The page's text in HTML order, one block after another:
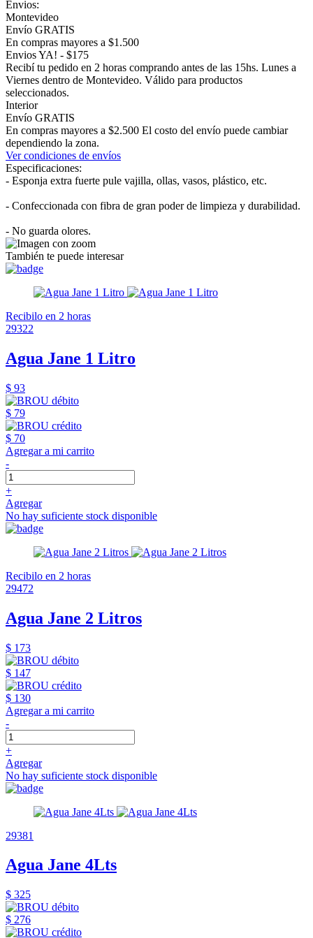
Envios:
Montevideo
Envío GRATIS
En compras mayores a $1.500
Envios YA! - $175
Recibí tu pedido en 2 horas comprando antes de las 15hs. Lunes a
Viernes dentro de Montevideo. Válido para productos
seleccionados.
Interior
Envío GRATIS
En compras mayores a $2.500 El costo del envío puede cambiar
dependiendo la zona.
Ver condiciones de envíos
Especificaciones:
- Esponja extra fuerte pule vajilla, ollas, vasos, plástico, etc.
- Confeccionada con fibra de gran poder de limpieza y durabilidad.
- No guarda olores.
También te puede interesar
Recibilo en 2 horas
29322
Agua Jane 1 Litro
$ 93
$ 79
$ 70
Agregar a mi carrito
-
+
Agregar
No hay suficiente stock disponible
Recibilo en 2 horas
29472
Agua Jane 2 Litros
$ 173
$ 147
$ 130
Agregar a mi carrito
-
+
Agregar
No hay suficiente stock disponible
29381
Agua Jane 4Lts
$ 325
$ 276